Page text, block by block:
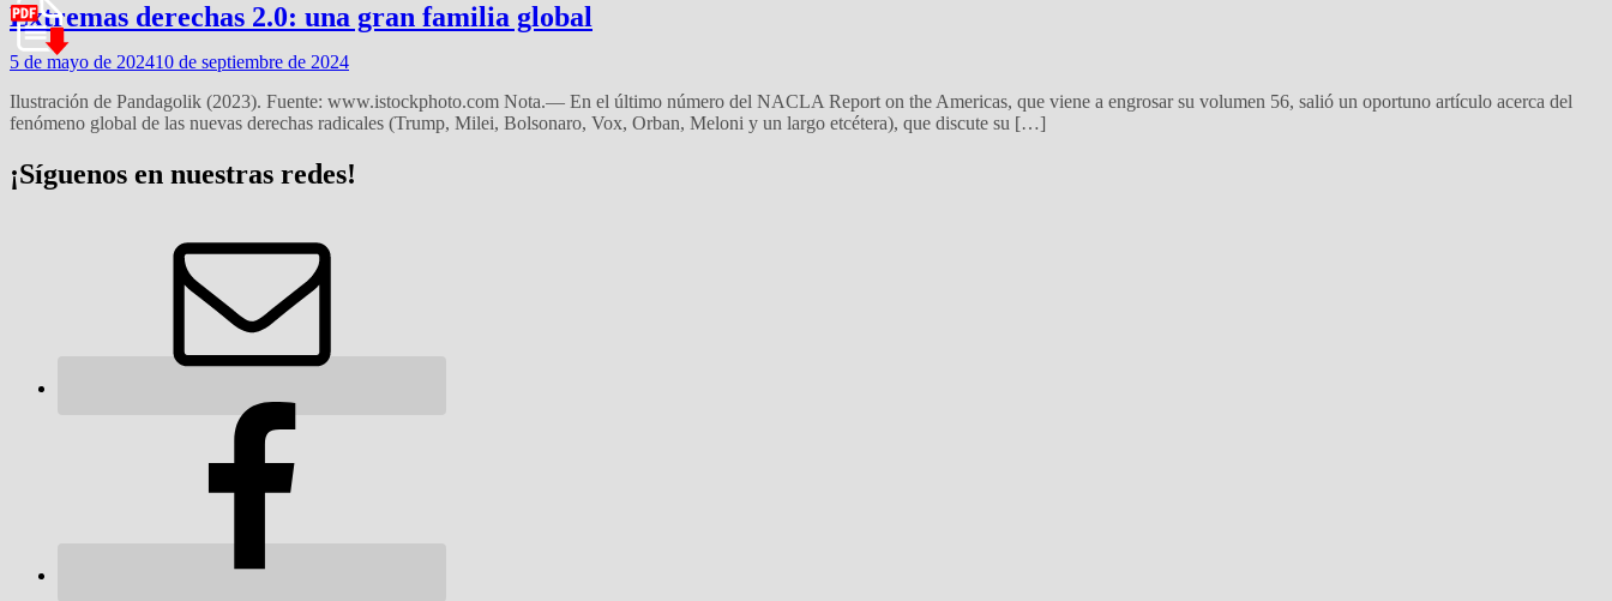
Extremas derechas 2.0: una gran familia global
5 de mayo de 202410 de septiembre de 2024
Ilustración de Pandagolik (2023). Fuente: www.istockphoto.com Nota.— En el último número del NACLA Report on the Americas, que viene a engrosar su volumen 56, salió un oportuno artículo acerca del
fenómeno global de las nuevas derechas radicales (Trump, Milei, Bolsonaro, Vox, Orban, Meloni y un largo etcétera), que discute su […]
¡Síguenos en nuestras redes!